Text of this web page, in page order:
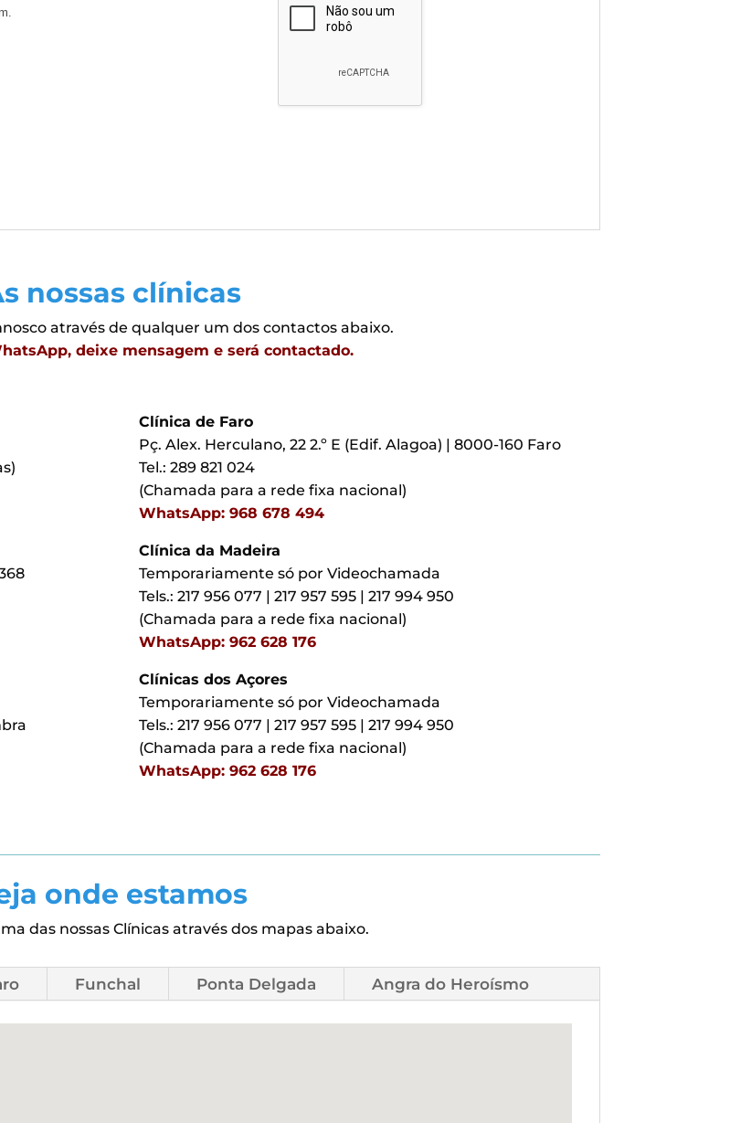
nossas clínicas
através de qualquer um dos contactos abaixo.
deixe mensagem e será contactado.
Clínica de Faro
Pç. Alex. Herculano, 22 2.º E (Edif. Alagoa) | 8000-160 Faro
Tel.: 289 821 024
(Chamada para a rede fixa nacional)
WhatsApp: 968 678 494
Clínica da Madeira
Temporariamente só por Videochamada
Tels.: 217 956 077 | 217 957 595 | 217 994 950
(Chamada para a rede fixa nacional)
WhatsApp: 962 628 176
Clínicas dos Açores
Temporariamente só por Videochamada
Tels.: 217 956 077 | 217 957 595 | 217 994 950
(Chamada para a rede fixa nacional)
WhatsApp: 962 628 176
onde estamos
das nossas Clínicas através dos mapas abaixo.
Funchal Ponta Delgada Angra do Heroísmo